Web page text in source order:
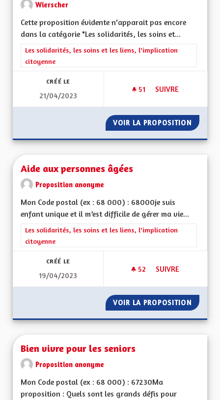
Wierscher
Cette proposition évidente n'apparait pas encore
dans la catégorie "Les solidarités, les soins et...
Filtrer les résultats de la catégorie : Les solidarités, les soins
Les solidarités, les soins et les liens, l'implication
citoyenne
CRÉÉ LE
21/04/2023
51 51 ABONNÉS
SUIVRE
VOIR LA PROPOSITION
Aide aux personnes âgées
Proposition anonyme
Mon Code postal (ex : 68 000) : 68000je suis
enfant unique et il m’est difficile de gérer ma vie...
Filtrer les résultats de la catégorie : Les solidarités, les soins
Les solidarités, les soins et les liens, l'implication
citoyenne
CRÉÉ LE
19/04/2023
52 52 ABONNÉS
SUIVRE
VOIR LA PROPOSITION AIDE
Bien vivre pour les seniors
Proposition anonyme
Mon Code postal (ex : 68 000) : 67230Ma
proposition : Quels sont les grands défis pour